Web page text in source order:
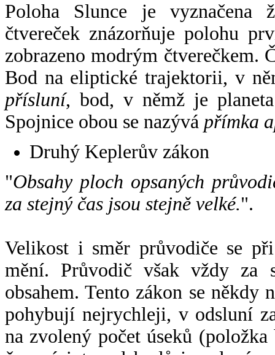
Poloha Slunce je vyznačena
čtvereček znázorňuje polohu
zobrazeno modrým čtverečkem.
Bod na eliptické trajektorii, v
přísluní, bod, v němž je
Spojnice obou se nazývá přímka
Druhý Keplerův zákon
"Obsahy ploch opsaných
za stejný čas jsou stejně velké.".
Velikost i směr průvodiče se
mění. Průvodič však vždy za
obsahem. Tento zákon se někdy
pohybují nejrychleji, v odsluní
na zvolený počet úseků